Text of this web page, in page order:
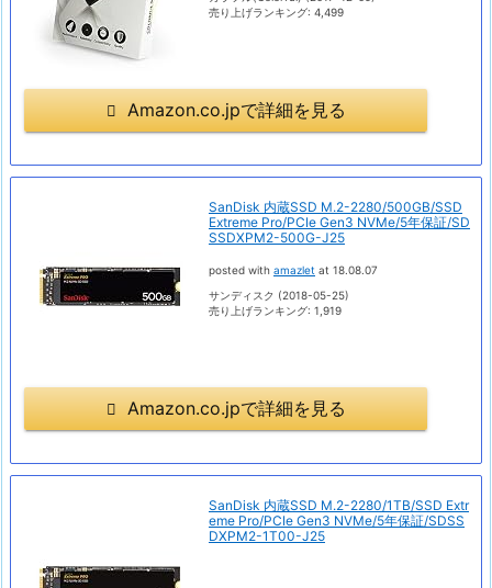
売り上げランキング: 4,499
Amazon.co.jpで詳細を見る
SanDisk 内蔵SSD M.2-2280/500GB/SSD
Extreme Pro/PCIe Gen3 NVMe/5年保証/SD
SSDXPM2-500G-J25
posted with amazlet at 18.08.07
サンディスク (2018-05-25)
売り上げランキング: 1,919
Amazon.co.jpで詳細を見る
SanDisk 内蔵SSD M.2-2280/1TB/SSD Extr
eme Pro/PCIe Gen3 NVMe/5年保証/SDSS
DXPM2-1T00-J25